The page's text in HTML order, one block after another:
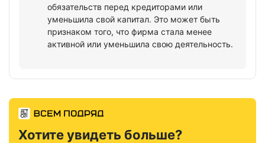
обязательств перед кредиторами или
уменьшила свой капитал. Это может быть
признаком того, что фирма стала менее
активной или уменьшила свою деятельность.
Хотите увидеть больше?